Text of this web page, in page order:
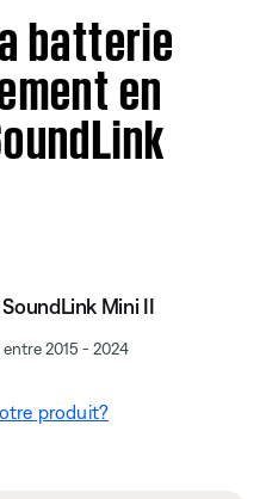
batterie
en
Mini II
2015 - 2024
produit?